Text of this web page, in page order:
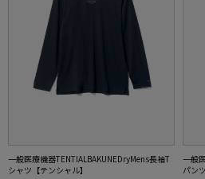
一般医療機器TENTIALBAKUNEDryMens長袖T
シャツ【テンシャル】
一般
パン